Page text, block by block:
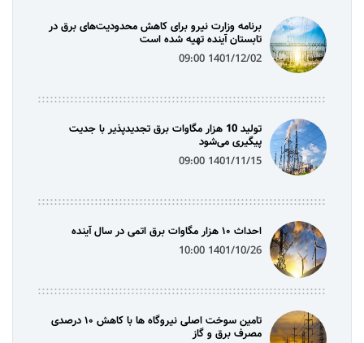
برنامه وزارت نیرو برای کاهش محدودیت‌های برق در
تابستان آینده تهیه شده است
1401/12/02 09:00
تولید 10 هزار مگاوات برق تجدیدپذیر با جدیت
پیگیری می‌شود
1401/11/15 09:00
احداث ۱۰ هزار مگاوات برق اتمی در سال آینده
1401/10/26 10:00
تامین سوخت اصلی نیروگاه ها با کاهش ۱۰ درصدی
مصرف برق و گاز